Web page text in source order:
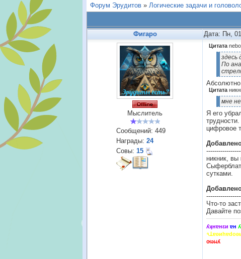
Форум Эрудитов » Логические задачи и
Фигаро Дата: Пн,
Мыслитель
Сообщений: 449
Награды: 24
Совы: 15
Цитата nebo
здесь
По
Абсолютно
Цитата
мне
Я его
трудности.
цифровое
никник, вы
Сыферблат
сутками.
Что-то
Давайте
ʎʞнɐнԑи ɐн
ꙕǝᥕʎ